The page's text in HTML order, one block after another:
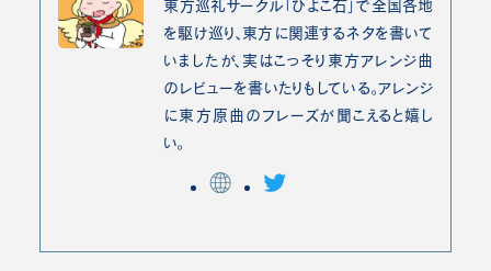
東方巡礼サークル「ひよこ石」で全国各地
を駆け巡り、東方に関連するネタを書いて
いましたが、実はこっそり東方アレンジ曲
のレビューを書いたりもしている。アレンジ
に東方原曲のフレーズが聞こえると嬉し
い。